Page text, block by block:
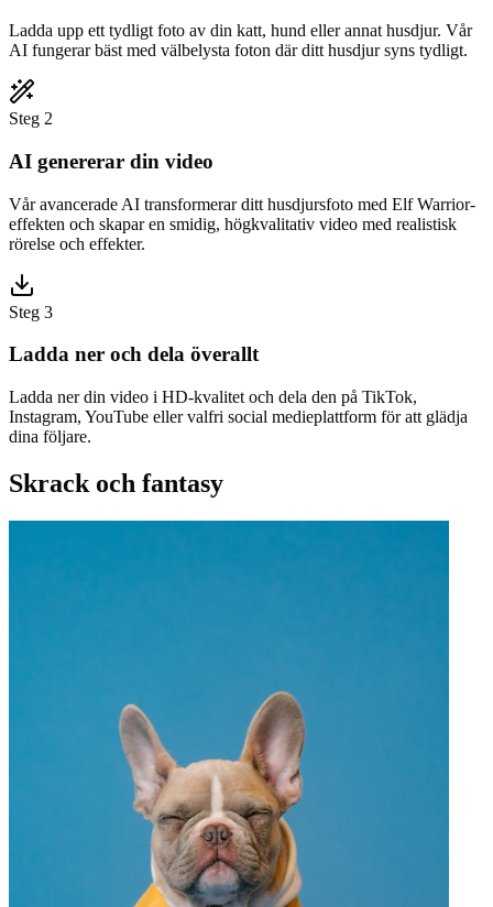
Ladda upp ett tydligt foto av din katt, hund eller annat husdjur. Vår
AI fungerar bäst med välbelysta foton där ditt husdjur syns tydligt.
Steg 2
AI genererar din video
Vår avancerade AI transformerar ditt husdjursfoto med Elf Warrior-
effekten och skapar en smidig, högkvalitativ video med realistisk
rörelse och effekter.
Steg 3
Ladda ner och dela överallt
Ladda ner din video i HD-kvalitet och dela den på TikTok,
Instagram, YouTube eller valfri social medieplattform för att glädja
dina följare.
Skrack och fantasy